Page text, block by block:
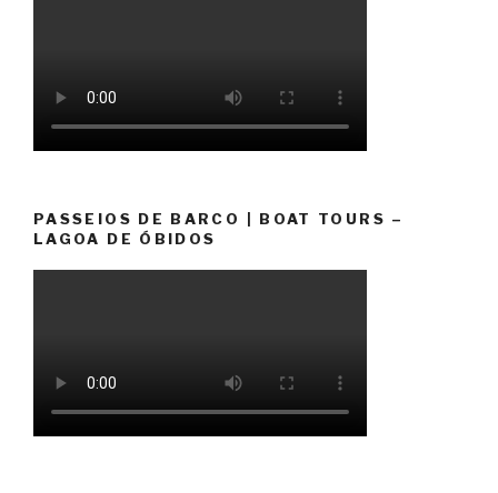
PASSEIOS DE BARCO | BOAT TOURS –
LAGOA DE ÓBIDOS